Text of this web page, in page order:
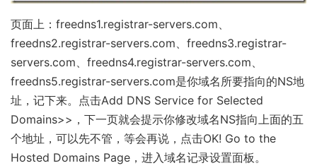
页面上：freedns1.registrar-servers.com、
freedns2.registrar-servers.com、freedns3.registrar-
servers.com、freedns4.registrar-servers.com、
freedns5.registrar-servers.com是你域名所要指向的NS地
址，记下来。点击Add DNS Service for Selected
Domains>>，下一页就会提示你修改域名NS指向上面的五
个地址，可以先不管，等会再说，点击OK! Go to the
Hosted Domains Page，进入域名记录设置面板。